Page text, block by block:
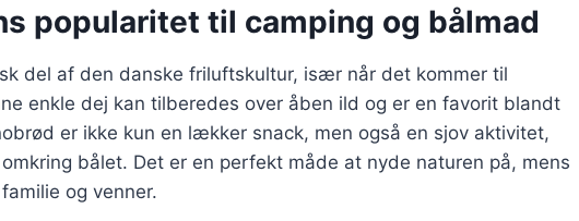
popularitet til camping og bålmad
del af den danske friluftskultur, især når det kommer til
enkle dej kan tilberedes over åben ild og er en favorit blandt
er ikke kun en lækker snack, men også en sjov aktivitet,
bålet. Det er en perfekt måde at nyde naturen på, mens
og venner.